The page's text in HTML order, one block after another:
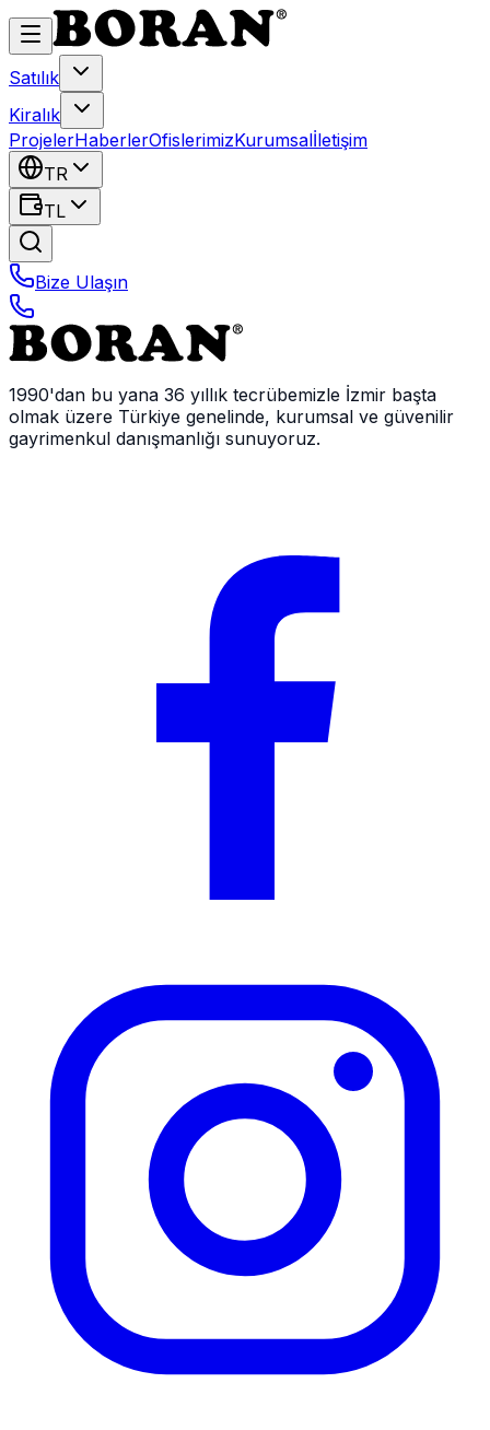
Satılık
Kiralık
ProjelerHaberlerOfislerimizKurumsalİletişim
TR
TL
Bize Ulaşın
1990'dan bu yana 36 yıllık tecrübemizle İzmir başta
olmak üzere Türkiye genelinde, kurumsal ve güvenilir
gayrimenkul danışmanlığı sunuyoruz.